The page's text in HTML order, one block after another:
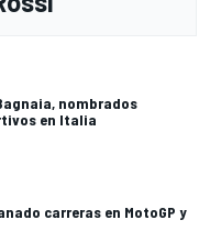
nombrados
en Italia
carreras en MotoGP y